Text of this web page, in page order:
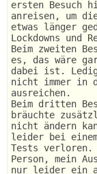
ersten Besuch
anreisen, um
etwas länger
Lockdowns und
Beim zweiten
es, das wäre
dabei ist.
nicht immer in
ausreichen.
Beim dritten
bräuchte
nicht ändern
leider bei
Tests
Person, mein
nur leider ein